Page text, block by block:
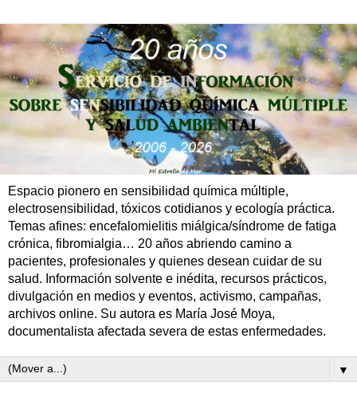
Espacio pionero en sensibilidad química múltiple,
electrosensibilidad, tóxicos cotidianos y ecología práctica.
Temas afines: encefalomielitis miálgica/síndrome de fatiga
crónica, fibromialgia… 20 años abriendo camino a
pacientes, profesionales y quienes desean cuidar de su
salud. Información solvente e inédita, recursos prácticos,
divulgación en medios y eventos, activismo, campañas,
archivos online. Su autora es María José Moya,
documentalista afectada severa de estas enfermedades.
▼